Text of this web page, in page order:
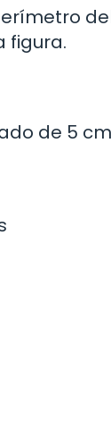
figura.
de 5